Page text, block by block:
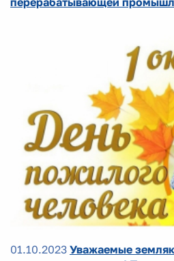
01.10.2023 Уважаемые